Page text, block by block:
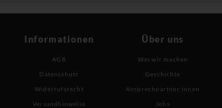
Informationen
AGB
Datenschutz
Widerrufsrecht
Versandhinweise
Über uns
Was wir machen
Geschichte
Ansprechpartner:innen
Jobs